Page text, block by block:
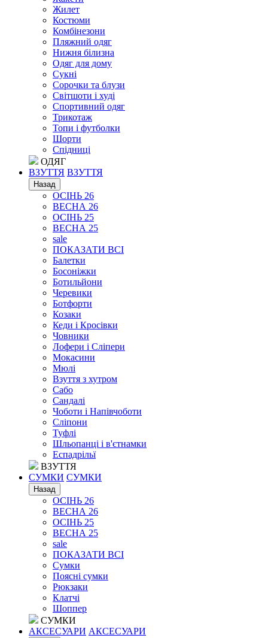
Жилет
Костюми
Комбінезони
Пляжний одяг
Нижня білизна
Одяг для дому
Сукні
Сорочки та блузи
Світшоти і худі
Спортивний одяг
Трикотаж
Топи і футболки
Шорти
Спідниці
ОДЯГ
ВЗУТТЯ ВЗУТТЯ
Назад
ОСІНЬ 26
ВЕСНА 26
ОСІНЬ 25
ВЕСНА 25
sale
ПОКАЗАТИ ВСІ
Балетки
Босоніжки
Ботильйони
Черевики
Ботфорти
Козаки
Кеди і Кросівки
Човники
Лофери і Сліпери
Мокасини
Мюлі
Взуття з хутром
Сабо
Сандалі
Чоботи і Напівчоботи
Сліпони
Туфлі
Шльопанці і в'єтнамки
Еспадрільї
ВЗУТТЯ
СУМКИ СУМКИ
Назад
ОСІНЬ 26
ВЕСНА 26
ОСІНЬ 25
ВЕСНА 25
sale
ПОКАЗАТИ ВСІ
Сумки
Поясні сумки
Рюкзаки
Клатчі
Шоппер
СУМКИ
АКСЕСУАРИ АКСЕСУАРИ